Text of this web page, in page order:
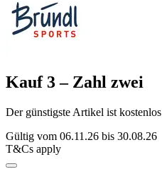
Kauf 3 – Zahl zwei
Der günstigste Artikel ist kostenlos
Gültig vom 06.11.26 bis 30.08.26
T&Cs apply